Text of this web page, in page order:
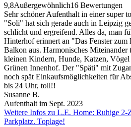
9,8Außergewöhnlich16 Bewertungen
Sehr schöner Aufenthalt in einer super
"Soli" hat sich gerade auch in Leipzig
schlicht und ergreifend. Alles da, man
Hinterhof erinnert an "Das Fenster
Balkon aus. Harmonisches Miteinander
kleinen Kindern, Hunde, Katzen, Vögel
Grünen Innenhof. Der "Späti" mit
noch spät Einkaufsmöglichkeiten für
bis 24 Uhr, toll!!
Susanne B.
Aufenthalt im Sept. 2023
Weitere Infos zu L.E. Home: Ruhige
Parkplatz. Toplage!